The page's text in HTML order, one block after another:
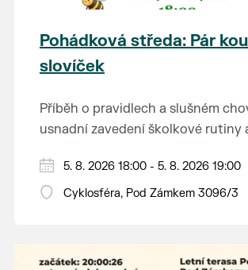
Pohádková středa: Pár
slovíček
Příběh o pravidlech a slušném
usnadní zavedení školkové rutiny
Hraje se jen za příznivého počasí.
Vstupné dobrovolné.
5. 8. 2026 18:00 - 5. 8. 2026 19:00
Cyklosféra, Pod Zámkem 3096/3